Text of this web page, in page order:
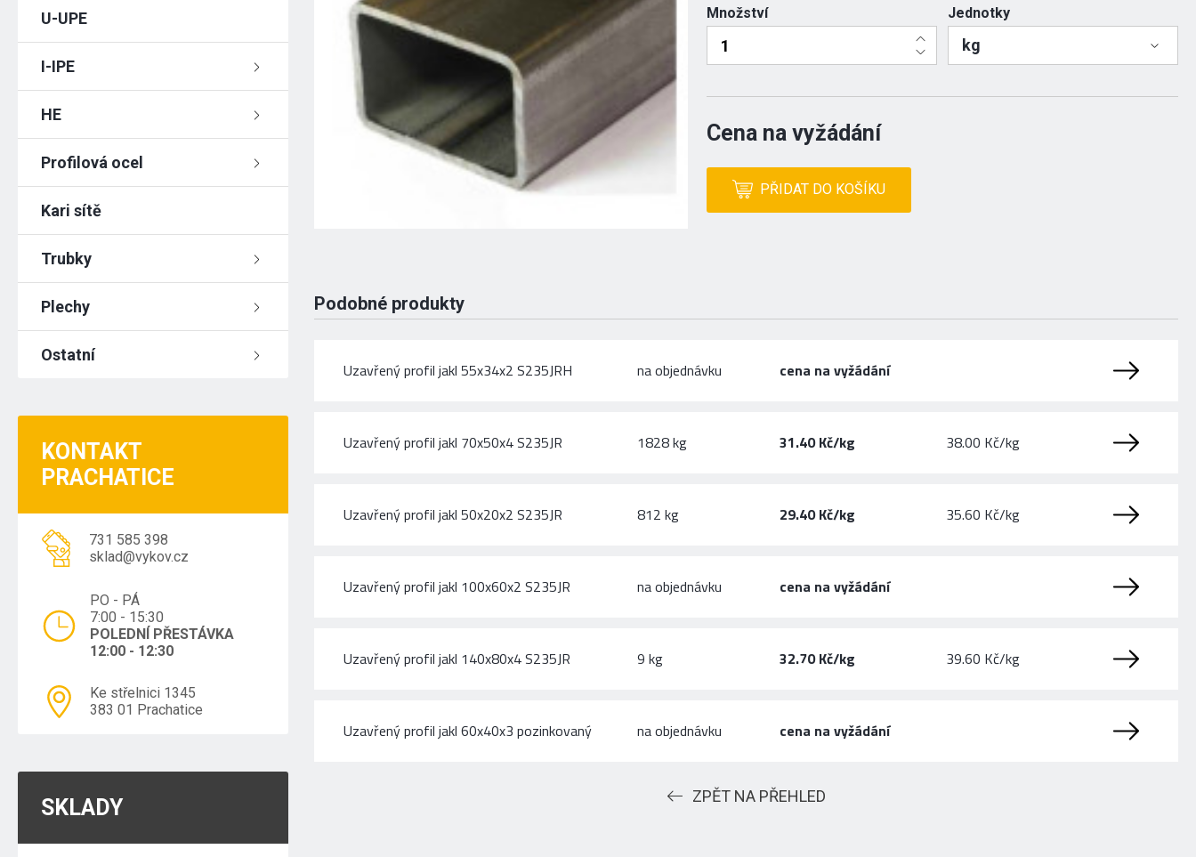
U-UPE
I-IPE
HE
Profilová ocel
Kari sítě
Trubky
Plechy
Ostatní
KONTAKT
PRACHATICE
731 585 398
sklad@vykov.cz
PO - PÁ
7:00 - 15:30
POLEDNÍ PŘESTÁVKA
12:00 - 12:30
Ke střelnici 1345
383 01 Prachatice
SKLADY
Množství Jednotky
kg
Cena na vyžádání
PŘIDAT DO KOŠÍKU
Podobné produkty
Uzavřený profil jakl 55x34x2 S235JRH na objednávku cena na vyžádání
Uzavřený profil jakl 70x50x4 S235JR 1828 kg 31.40 Kč/kg 38.00 Kč/kg
Uzavřený profil jakl 50x20x2 S235JR 812 kg 29.40 Kč/kg 35.60 Kč/kg
Uzavřený profil jakl 100x60x2 S235JR na objednávku cena na vyžádání
Uzavřený profil jakl 140x80x4 S235JR 9 kg 32.70 Kč/kg 39.60 Kč/kg
Uzavřený profil jakl 60x40x3 pozinkovaný na objednávku cena na vyžádání
ZPĚT NA PŘEHLED